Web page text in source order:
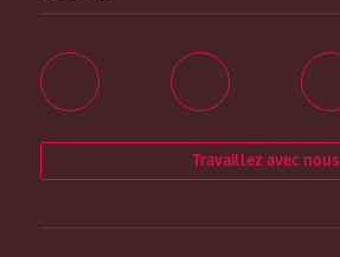
Travaillez avec nous